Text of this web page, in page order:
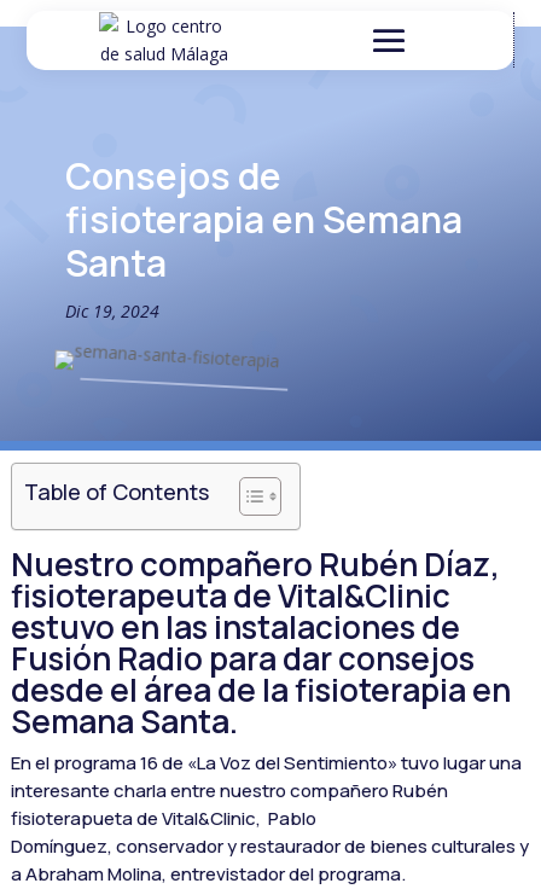
Consejos de
fisioterapia en Semana
Santa
Dic 19, 2024
Table of Contents
Nuestro compañero Rubén Díaz,
fisioterapeuta de Vital&Clinic
estuvo en las instalaciones de
Fusión Radio para dar consejos
desde el área de la fisioterapia en
Semana Santa.
En el programa 16 de «La Voz del Sentimiento» tuvo lugar una
interesante charla entre nuestro compañero Rubén
fisioterapueta de Vital&Clinic, Pablo
Domínguez, conservador y restaurador de bienes culturales y
a Abraham Molina, entrevistador del programa.